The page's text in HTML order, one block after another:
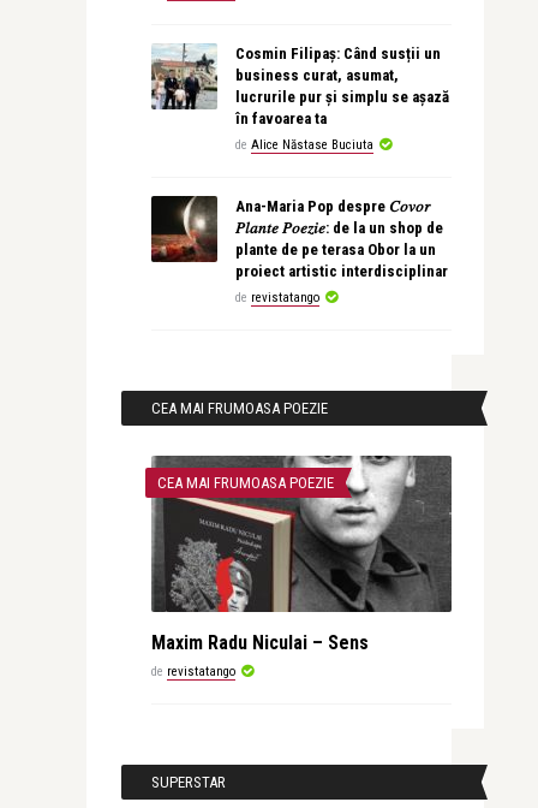
Cosmin Filipaș: Când susții un
business curat, asumat,
lucrurile pur și simplu se așază
în favoarea ta
de Alice Năstase Buciuta
Ana-Maria Pop despre 𝐶𝑜𝑣𝑜𝑟
𝑃𝑙𝑎𝑛𝑡𝑒 𝑃𝑜𝑒𝑧𝑖𝑒: de la un shop de
plante de pe terasa Obor la un
proiect artistic interdisciplinar
de revistatango
CEA MAI FRUMOASA POEZIE
CEA MAI FRUMOASA POEZIE
Maxim Radu Niculai – Sens
de revistatango
SUPERSTAR